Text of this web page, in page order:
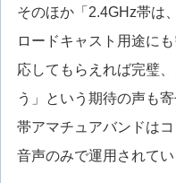
そのほか「2.4GHz帯は
ロードキャスト用途に
応してもらえれば完璧
う」という期待の声も
帯アマチュアバンドは
音声のみで運用されてい